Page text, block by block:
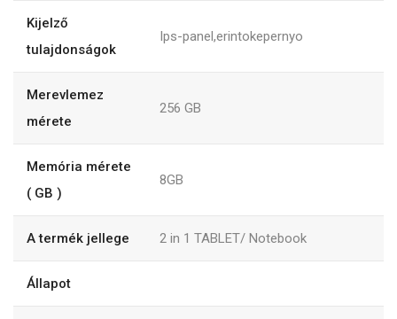
Kijelző
tulajdonságok
Ips-panel,erintokepernyo
Merevlemez
mérete
256 GB
Memória mérete
( GB )
8GB
A termék jellege 2 in 1 TABLET/ Notebook
Állapot